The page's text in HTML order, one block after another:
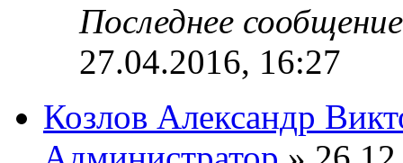
Последнее
27.04.2016, 16:27
Козлов Александр